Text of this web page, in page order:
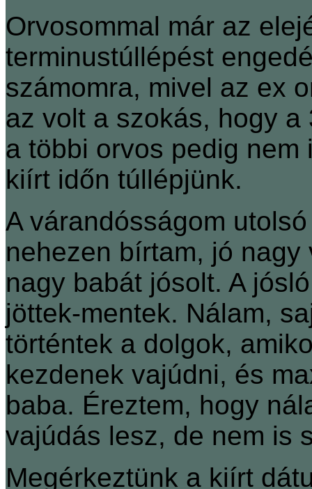
Orvosommal már az
terminustúllépést
számomra, mivel az ex
az volt a szokás, hogy
a többi orvos pedig
kiírt időn túllépjünk.
A várandósságom
nehezen bírtam, jó
nagy babát jósolt. A
jöttek-mentek. Nálam,
történtek a dolgok,
kezdenek vajúdni, és
baba. Éreztem, hogy
vajúdás lesz, de nem is
Megérkeztünk a kiírt